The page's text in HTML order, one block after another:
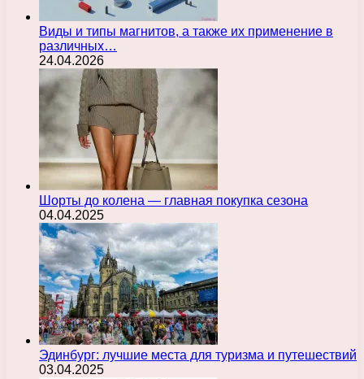
Виды и типы магнитов, а также их применение в
различных…
24.04.2026
Шорты до колена — главная покупка сезона
04.04.2025
Эдинбург: лучшие места для туризма и путешествий
03.04.2025